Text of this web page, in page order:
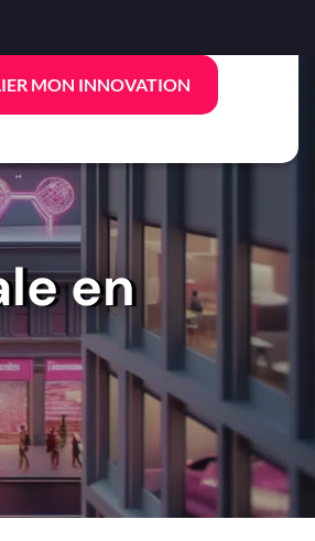
MON INNOVATION
en